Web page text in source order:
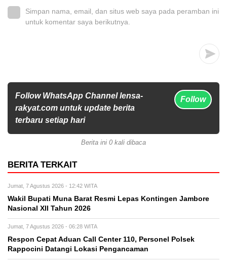
Simpan nama, email, dan situs web saya pada peramban ini
untuk komentar saya berikutnya.
Follow WhatsApp Channel lensa-
rakyat.com untuk update berita
terbaru setiap hari
Follow
Berita ini 0 kali dibaca
BERITA TERKAIT
Jumat, 7 Agustus 2026 - 12:42 WITA
Wakil Bupati Muna Barat Resmi Lepas Kontingen Jambore
Nasional XII Tahun 2026
Jumat, 7 Agustus 2026 - 06:28 WITA
Respon Cepat Aduan Call Center 110, Personel Polsek
Rappocini Datangi Lokasi Pengancaman